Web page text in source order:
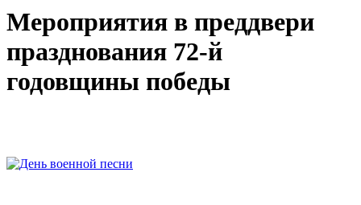
Мероприятия в преддвери
празднования 72-й
годовщины победы